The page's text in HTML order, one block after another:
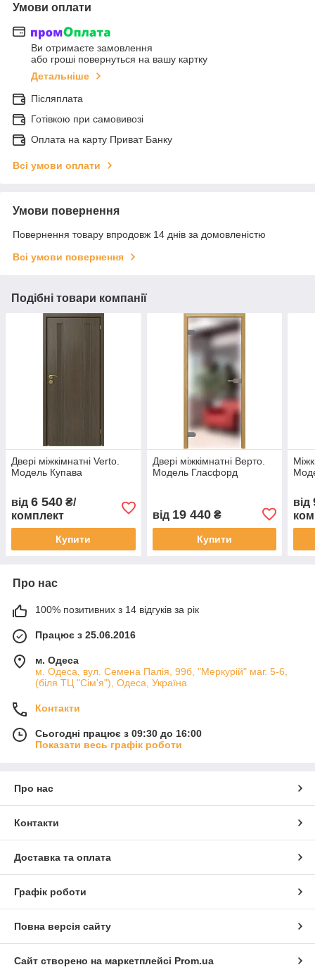
Умови оплати
Ви отримаєте замовлення
або гроші повернуться на вашу картку
Детальніше
Післяплата
Готівкою при самовивозі
Оплата на карту Приват Банку
Всі умови оплати
Умови повернення
Повернення товару впродовж 14 днів за домовленістю
Всі умови повернення
Подібні товари компанії
Двері міжкімнатні Verto.
Модель Купава
від 6 540 ₴/
комплект
Купити
Двері міжкімнатні Верто.
Модель Гласфорд
від 19 440₴
Купити
від
Про нас
100% позитивних з 14 відгуків за рік
Працює з 25.06.2016
м. Одеса
м. Одеса, вул. Семена Палія, 99б, "Меркурій" маг. 5-6,
(біля ТЦ "Сім'я"), Одеса, Україна
Контакти
Сьогодні працює з 09:30 до 16:00
Показати весь графік роботи
Про нас
Контакти
Доставка та оплата
Графік роботи
Повна версія сайту
Сайт створено на маркетплейсі Prom.ua